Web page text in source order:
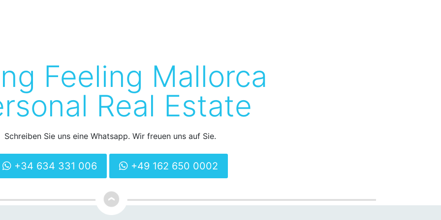
Feeling Mallorca
Real Estate
Schreiben Sie uns eine Whatsapp. Wir freuen uns auf Sie.
+34 634 331 006 +49 162 650 0002